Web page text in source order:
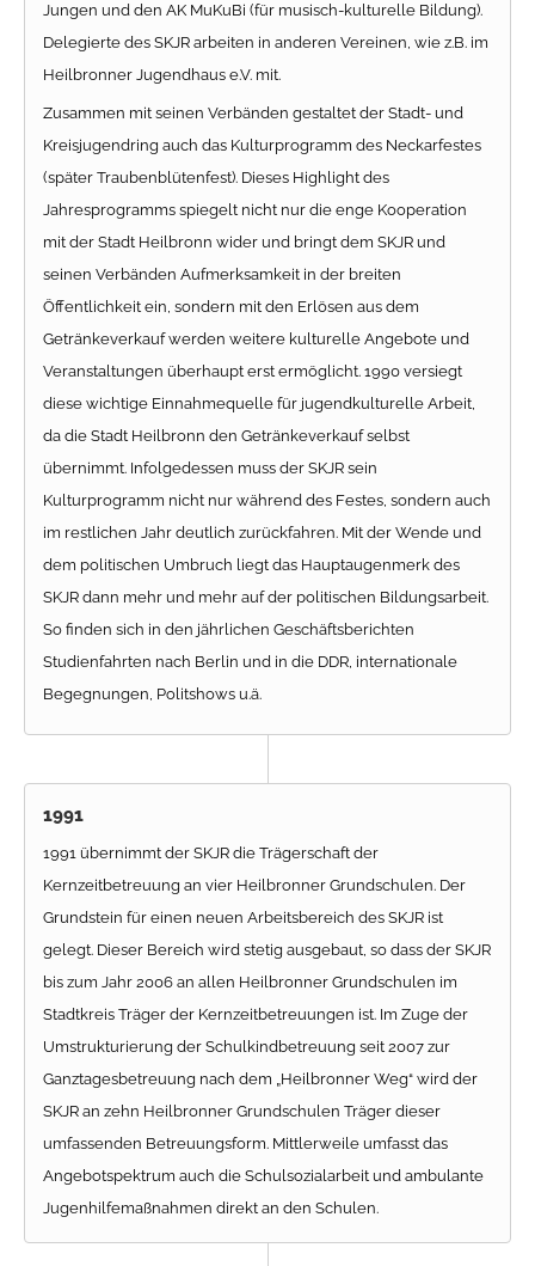
Jungen und den AK MuKuBi (für musisch-kulturelle Bildung).
Delegierte des SKJR arbeiten in anderen Vereinen, wie z.B. im
Heilbronner Jugendhaus e.V. mit.
Zusammen mit seinen Verbänden gestaltet der Stadt- und
Kreisjugendring auch das Kulturprogramm des Neckarfestes
(später Traubenblütenfest). Dieses Highlight des
Jahresprogramms spiegelt nicht nur die enge Kooperation
mit der Stadt Heilbronn wider und bringt dem SKJR und
seinen Verbänden Aufmerksamkeit in der breiten
Öffentlichkeit ein, sondern mit den Erlösen aus dem
Getränkeverkauf werden weitere kulturelle Angebote und
Veranstaltungen überhaupt erst ermöglicht. 1990 versiegt
diese wichtige Einnahmequelle für jugendkulturelle Arbeit,
da die Stadt Heilbronn den Getränkeverkauf selbst
übernimmt. Infolgedessen muss der SKJR sein
Kulturprogramm nicht nur während des Festes, sondern auch
im restlichen Jahr deutlich zurückfahren. Mit der Wende und
dem politischen Umbruch liegt das Hauptaugenmerk des
SKJR dann mehr und mehr auf der politischen Bildungsarbeit.
So finden sich in den jährlichen Geschäftsberichten
Studienfahrten nach Berlin und in die DDR, internationale
Begegnungen, Politshows u.ä.
1991
1991 übernimmt der SKJR die Trägerschaft der
Kernzeitbetreuung an vier Heilbronner Grundschulen. Der
Grundstein für einen neuen Arbeitsbereich des SKJR ist
gelegt. Dieser Bereich wird stetig ausgebaut, so dass der SKJR
bis zum Jahr 2006 an allen Heilbronner Grundschulen im
Stadtkreis Träger der Kernzeitbetreuungen ist. Im Zuge der
Umstrukturierung der Schulkindbetreuung seit 2007 zur
Ganztagesbetreuung nach dem „Heilbronner Weg“ wird der
SKJR an zehn Heilbronner Grundschulen Träger dieser
umfassenden Betreuungsform. Mittlerweile umfasst das
Angebotspektrum auch die Schulsozialarbeit und ambulante
Jugenhilfemaßnahmen direkt an den Schulen.